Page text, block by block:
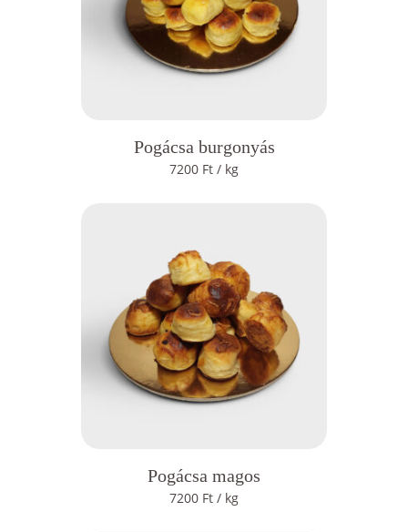
Pogácsa burgonyás
7200 Ft / kg
Pogácsa magos
7200 Ft / kg